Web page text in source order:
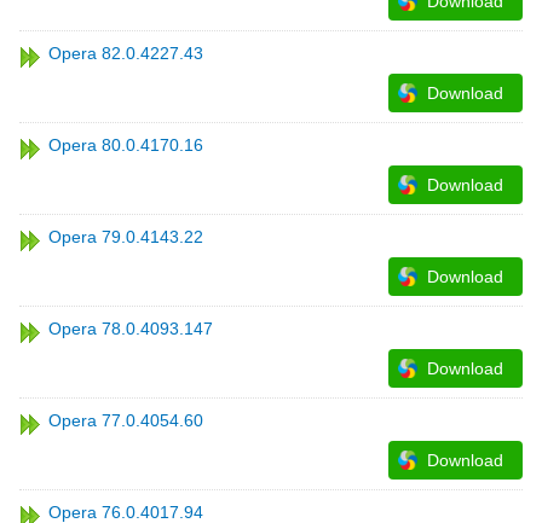
Opera 82.0.4227.43
Download
Opera 80.0.4170.16
Download
Opera 79.0.4143.22
Download
Opera 78.0.4093.147
Download
Opera 77.0.4054.60
Download
Opera 76.0.4017.94